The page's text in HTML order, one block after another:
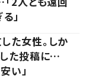
」
た女性。しか
した投稿に…
い」